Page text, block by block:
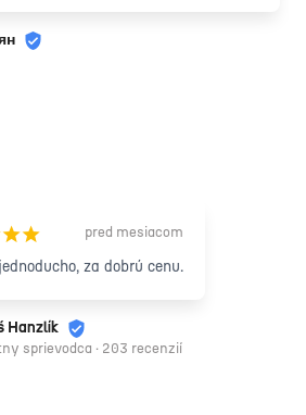
že som cudzinec a mal
servisnému personálu, ale
odviedli najlepšiu možnú prácu. S
¡¡ pred mesiacom
za dobrú cenu.
Hanzlík
sprievodca · 203 recenzií